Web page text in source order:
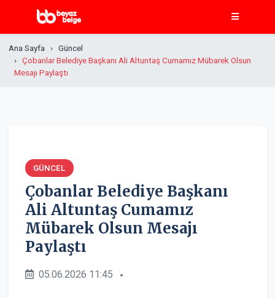
Ana Sayfa
Güncel
Çobanlar Belediye Başkanı Ali Altuntaş Cumamız Mübarek Olsun
Mesajı Paylaştı
GÜNCEL
Çobanlar Belediye Başkanı
Ali Altuntaş Cumamız
Mübarek Olsun Mesajı
Paylaştı
05.06.2026 11:45